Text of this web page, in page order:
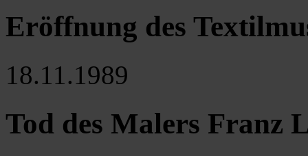
Eröffnung des
18.11.1989
Tod des Malers Franz